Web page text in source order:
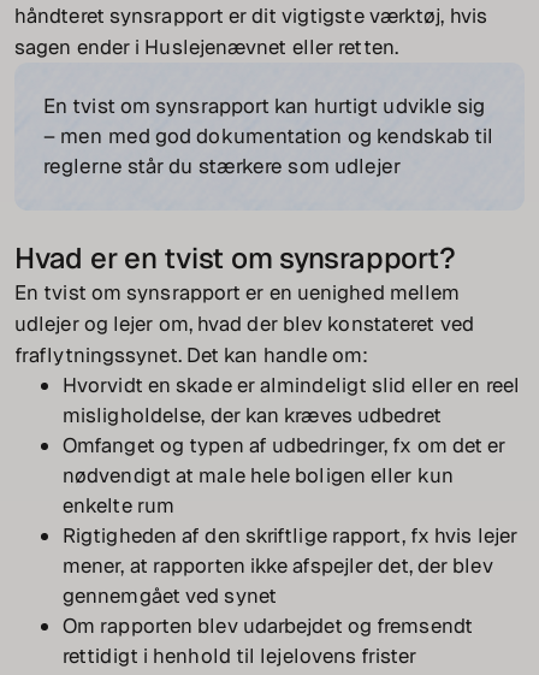
håndteret synsrapport er dit vigtigste værktøj, hvis
sagen ender i Huslejenævnet eller retten.
En tvist om synsrapport kan hurtigt udvikle sig
– men med god dokumentation og kendskab til
reglerne står du stærkere som udlejer
Hvad er en tvist om synsrapport?
En tvist om synsrapport er en uenighed mellem
udlejer og lejer om, hvad der blev konstateret ved
fraflytningssynet. Det kan handle om:
Hvorvidt en skade er almindeligt slid eller en reel
misligholdelse, der kan kræves udbedret
Omfanget og typen af udbedringer, fx om det er
nødvendigt at male hele boligen eller kun
enkelte rum
Rigtigheden af den skriftlige rapport, fx hvis lejer
mener, at rapporten ikke afspejler det, der blev
gennemgået ved synet
Om rapporten blev udarbejdet og fremsendt
rettidigt i henhold til lejelovens frister